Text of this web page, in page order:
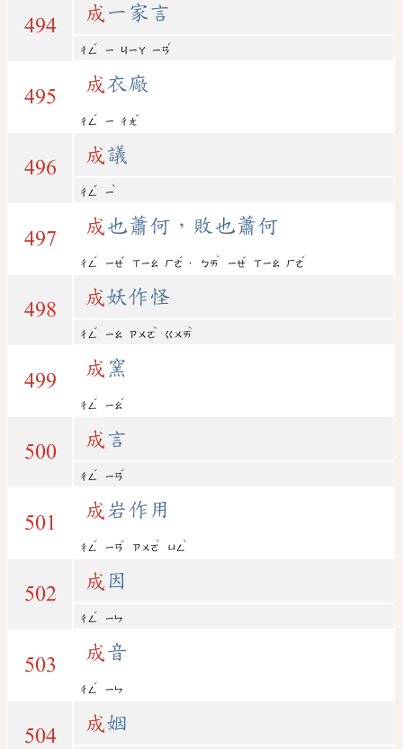
494
成 一家言
ㄔㄥ
ˊ
ㄧ ㄐㄧㄚ ㄧㄢ
ˊ
495
成衣廠
ㄔㄥ
ˊ
ㄧ ㄔㄤ
ˇ
496
成議
ㄔㄥ
ˊ
ㄧ
ˋ
497
成也蕭何，敗也蕭何
ㄔㄥ
ˊ
ㄧㄝ
ˇ
ㄒㄧㄠ ㄏㄜ
ˊ
， ㄅㄞ
ˋ
ㄧㄝ
ˇ
ㄒㄧㄠ ㄏㄜ
ˊ
498
成妖作怪
ㄔㄥ
ˊ
ㄧㄠ ㄗㄨㄛ
ˋ
ㄍㄨㄞ
ˋ
499
成 窯
ㄔㄥ
ˊ
ㄧㄠ
ˊ
500
成言
ㄔㄥ
ˊ
ㄧㄢ
ˊ
501
成 岩作用
ㄔㄥ
ˊ
ㄧㄢ
ˊ
ㄗㄨㄛ
ˋ
ㄩㄥ
ˋ
502
成 因
ㄔㄥ
ˊ
ㄧㄣ
503
成音
ㄔㄥ
ˊ
ㄧㄣ
504
成姻